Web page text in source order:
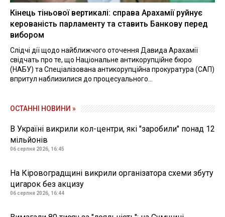
Кінець тіньової вертикалі: справа Арахамії руйнує
керованість парламенту та ставить Банкову перед
вибором
Слідчі дії щодо найближчого оточення Давида Арахамії
свідчать про те, що Національне антикорупційне бюро
(НАБУ) та Спеціалізована антикорупційна прокуратура (САП)
впритул наблизилися до процесуального...
ОСТАННІ НОВИНИ »
В Україні викрили кол-центри, які "заробили" понад 12
мільйонів
06 серпня 2026, 16:45
На Кіровоградщині викрили організатора схеми збуту
цигарок без акцизу
06 серпня 2026, 16:44